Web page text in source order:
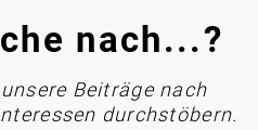
nach...?
Beiträge nach
durchstöbern.